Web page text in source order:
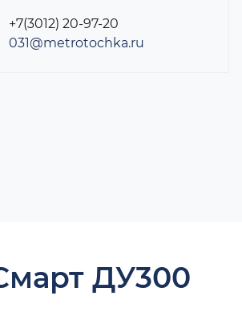
+7(3012) 20-97-20
031@metrotochka.ru
ДУ300